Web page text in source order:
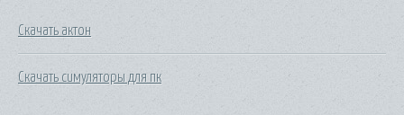
Скачать актон
Скачать симуляторы для пк